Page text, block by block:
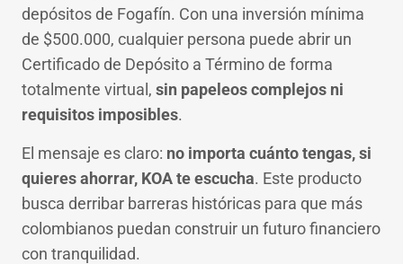
depósitos de Fogafín. Con una inversión mínima
de $500.000, cualquier persona puede abrir un
Certificado de Depósito a Término de forma
totalmente virtual, sin papeleos complejos ni
requisitos imposibles.
El mensaje es claro: no importa cuánto tengas, si
quieres ahorrar, KOA te escucha. Este producto
busca derribar barreras históricas para que más
colombianos puedan construir un futuro financiero
con tranquilidad.